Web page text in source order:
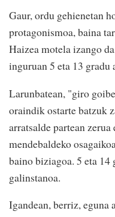
Gaur, ordu gehienetan
protagonismoa, baina
Haizea motela izango
inguruan 5 eta 13 gradu
Larunbatean, "giro
oraindik ostarte batzuk
arratsalde partean
mendebaldeko
baino biziagoa. 5 eta
galinstanoa.
Igandean, berriz, eguna